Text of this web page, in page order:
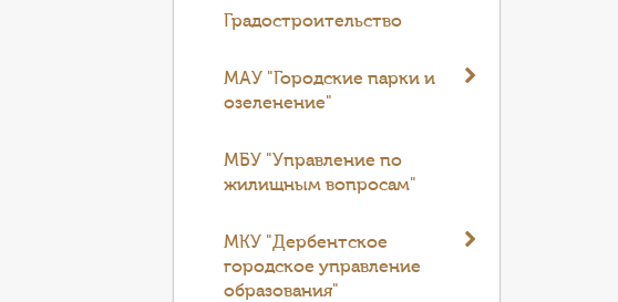
Градостроительство
МАУ "Городские парки и
озеленение"
МБУ "Управление по
жилищным вопросам"
МКУ "Дербентское
городское управление
образования"